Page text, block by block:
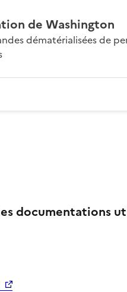
de Washington
dématérialisées de
documentations